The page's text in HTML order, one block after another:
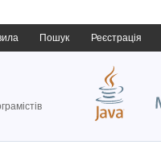
Пошук Реєстрація